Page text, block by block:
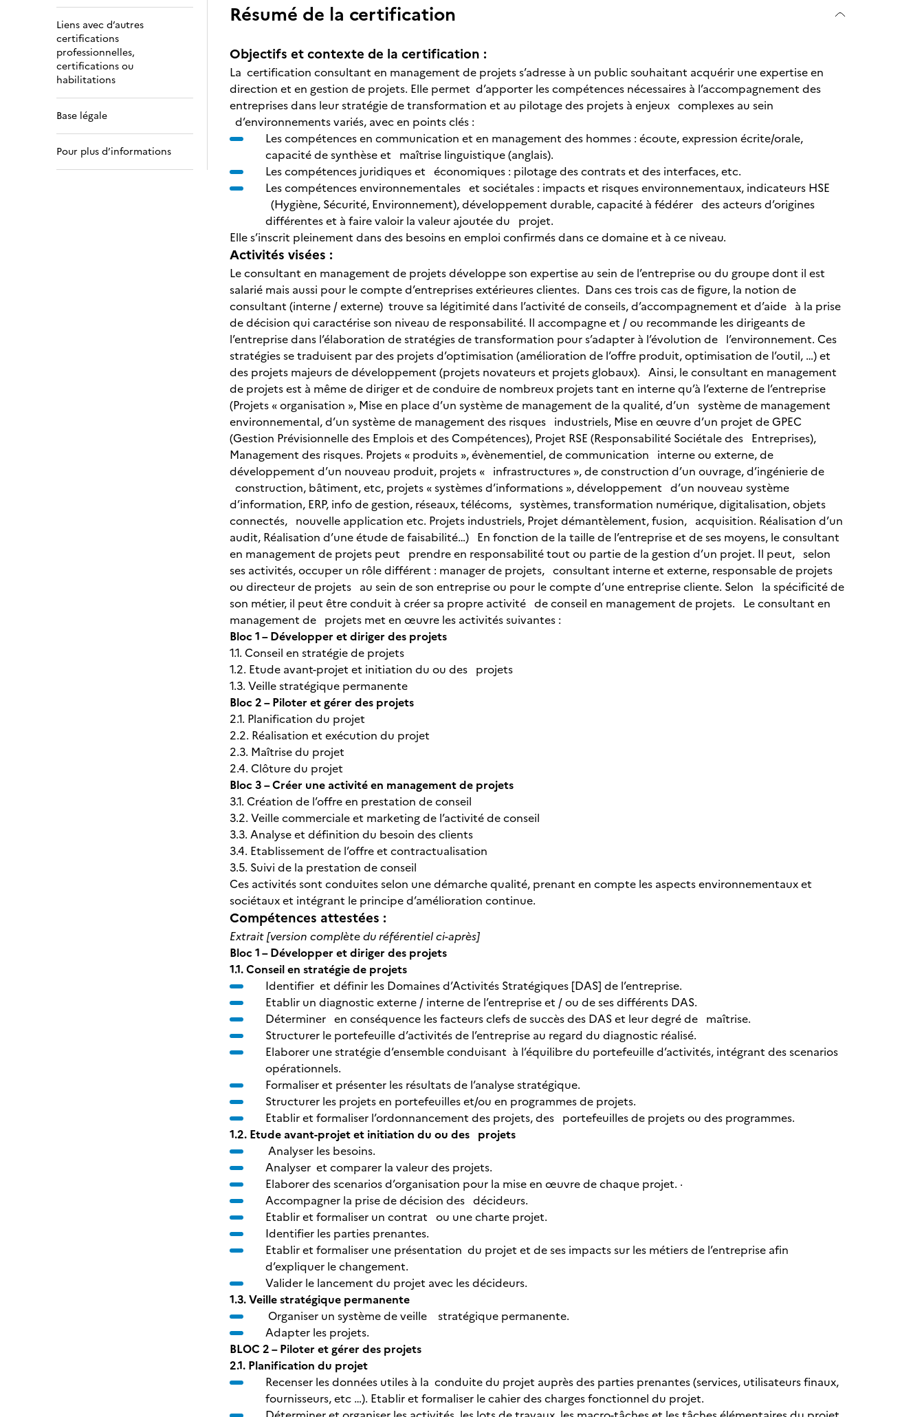
Liens avec d’autres
certifications
professionnelles,
certifications ou
habilitations
Base légale
Pour plus d’informations
Résumé de la certification
Objectifs et contexte de la certification :
La certification consultant en management de projets s’adresse à un public souhaitant acquérir une expertise en
direction et en gestion de projets. Elle permet d’apporter les compétences nécessaires à l’accompagnement des
entreprises dans leur stratégie de transformation et au pilotage des projets à enjeux complexes au sein
d’environnements variés, avec en points clés :
Les compétences en communication et en management des hommes : écoute, expression écrite/orale,
capacité de synthèse et maîtrise linguistique (anglais).
Les compétences juridiques et économiques : pilotage des contrats et des interfaces, etc.
Les compétences environnementales et sociétales : impacts et risques environnementaux, indicateurs HSE
(Hygiène, Sécurité, Environnement), développement durable, capacité à fédérer des acteurs d’origines
différentes et à faire valoir la valeur ajoutée du projet.
Elle s’inscrit pleinement dans des besoins en emploi confirmés dans ce domaine et à ce niveau.
Activités visées :
Le consultant en management de projets développe son expertise au sein de l’entreprise ou du groupe dont il est
salarié mais aussi pour le compte d’entreprises extérieures clientes. Dans ces trois cas de figure, la notion de
consultant (interne / externe) trouve sa légitimité dans l’activité de conseils, d’accompagnement et d’aide à la prise
de décision qui caractérise son niveau de responsabilité. Il accompagne et / ou recommande les dirigeants de
l’entreprise dans l’élaboration de stratégies de transformation pour s’adapter à l’évolution de l’environnement. Ces
stratégies se traduisent par des projets d’optimisation (amélioration de l’offre produit, optimisation de l’outil, …) et
des projets majeurs de développement (projets novateurs et projets globaux). Ainsi, le consultant en management
de projets est à même de diriger et de conduire de nombreux projets tant en interne qu’à l’externe de l’entreprise
(Projets « organisation », Mise en place d’un système de management de la qualité, d’un système de management
environnemental, d’un système de management des risques industriels, Mise en œuvre d’un projet de GPEC
(Gestion Prévisionnelle des Emplois et des Compétences), Projet RSE (Responsabilité Sociétale des Entreprises),
Management des risques. Projets « produits », évènementiel, de communication interne ou externe, de
développement d’un nouveau produit, projets « infrastructures », de construction d’un ouvrage, d’ingénierie de
construction, bâtiment, etc, projets « systèmes d’informations », développement d’un nouveau système
d’information, ERP, info de gestion, réseaux, télécoms, systèmes, transformation numérique, digitalisation, objets
connectés, nouvelle application etc. Projets industriels, Projet démantèlement, fusion, acquisition. Réalisation d’un
audit, Réalisation d’une étude de faisabilité…) En fonction de la taille de l’entreprise et de ses moyens, le consultant
en management de projets peut prendre en responsabilité tout ou partie de la gestion d’un projet. Il peut, selon
ses activités, occuper un rôle différent : manager de projets, consultant interne et externe, responsable de projets
ou directeur de projets au sein de son entreprise ou pour le compte d’une entreprise cliente. Selon la spécificité de
son métier, il peut être conduit à créer sa propre activité de conseil en management de projets. Le consultant en
management de projets met en œuvre les activités suivantes :
Bloc 1 – Développer et diriger des projets
1.1. Conseil en stratégie de projets
1.2. Etude avant-projet et initiation du ou des projets
1.3. Veille stratégique permanente
Bloc 2 – Piloter et gérer des projets
2.1. Planification du projet
2.2. Réalisation et exécution du projet
2.3. Maîtrise du projet
2.4. Clôture du projet
Bloc 3 – Créer une activité en management de projets
3.1. Création de l’offre en prestation de conseil
3.2. Veille commerciale et marketing de l’activité de conseil
3.3. Analyse et définition du besoin des clients
3.4. Etablissement de l’offre et contractualisation
3.5. Suivi de la prestation de conseil
Ces activités sont conduites selon une démarche qualité, prenant en compte les aspects environnementaux et
sociétaux et intégrant le principe d’amélioration continue.
Compétences attestées :
Extrait [version complète du référentiel ci-après]
Bloc 1 – Développer et diriger des projets
1.1. Conseil en stratégie de projets
Identifier et définir les Domaines d’Activités Stratégiques [DAS] de l’entreprise.
Etablir un diagnostic externe / interne de l’entreprise et / ou de ses différents DAS.
Déterminer en conséquence les facteurs clefs de succès des DAS et leur degré de maîtrise.
Structurer le portefeuille d’activités de l’entreprise au regard du diagnostic réalisé.
Elaborer une stratégie d’ensemble conduisant à l’équilibre du portefeuille d’activités, intégrant des scenarios
opérationnels.
Formaliser et présenter les résultats de l’analyse stratégique.
Structurer les projets en portefeuilles et/ou en programmes de projets.
Etablir et formaliser l’ordonnancement des projets, des portefeuilles de projets ou des programmes.
1.2. Etude avant-projet et initiation du ou des projets
Analyser les besoins.
Analyser et comparer la valeur des projets.
Elaborer des scenarios d’organisation pour la mise en œuvre de chaque projet. ·
Accompagner la prise de décision des décideurs.
Etablir et formaliser un contrat ou une charte projet.
Identifier les parties prenantes.
Etablir et formaliser une présentation du projet et de ses impacts sur les métiers de l’entreprise afin
d’expliquer le changement.
Valider le lancement du projet avec les décideurs.
1.3. Veille stratégique permanente
Organiser un système de veille stratégique permanente.
Adapter les projets.
BLOC 2 – Piloter et gérer des projets
2.1. Planification du projet
Recenser les données utiles à la conduite du projet auprès des parties prenantes (services, utilisateurs finaux,
fournisseurs, etc …). Etablir et formaliser le cahier des charges fonctionnel du projet.